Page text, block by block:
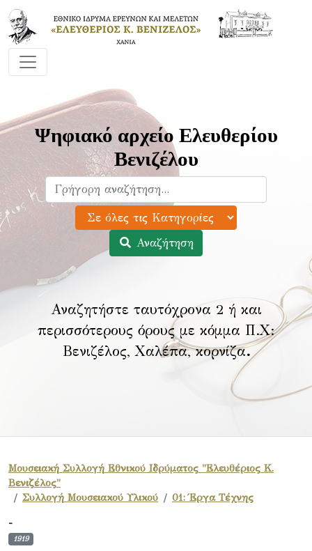
Ψηφιακό αρχείο Ελευθερίου
Βενιζέλου
Αναζήτηση
Αναζητήστε ταυτόχρονα 2 ή και
περισσότερους όρους με κόμμα Π.Χ:
Βενιζέλος, Χαλέπα, κορνίζα.
Μουσειακή Συλλογή Εθνικού Ιδρύματος "Ελευθέριος Κ.
Βενιζέλος"
Συλλογή Μουσειακού Υλικού
01: Έργα Τέχνης
-
1919